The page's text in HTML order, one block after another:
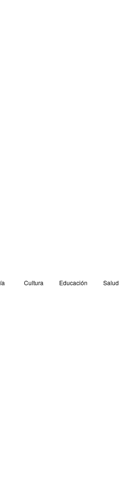
Cultura Educación Salud